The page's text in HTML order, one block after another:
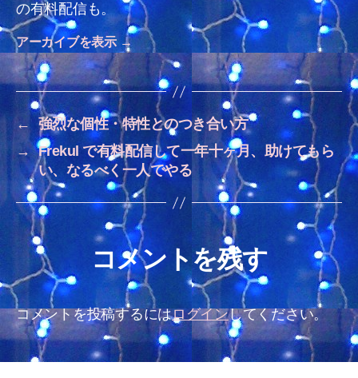
の有料配信も。
アーカイブを表示 →
←
強烈な個性・特性とのつき合い方
→ Frekul で有料配信して一年十ヶ月、助けてもら
い、なるべく一人でやる
コメントを残す
コメントを投稿するにはログインしてください。